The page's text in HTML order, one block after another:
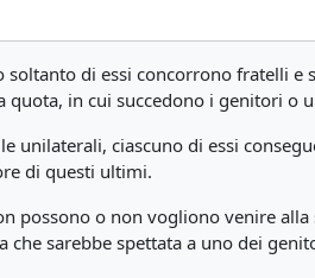
soltanto di essi concorrono fratelli
quota, in cui succedono i genitori o
unilaterali, ciascuno di essi
di questi ultimi.
possono o non vogliono venire
che sarebbe spettata a uno dei